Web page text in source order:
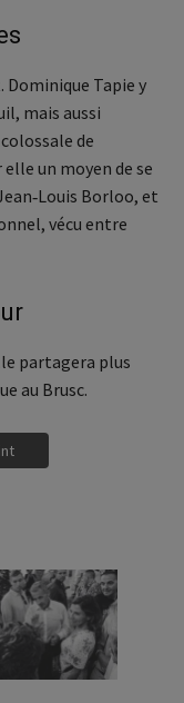
Tapie y
mais aussi
de
un moyen de se
Borloo, et
vécu entre
partagera plus
au Brusc.